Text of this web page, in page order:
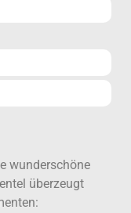
wunderschöne
überzeugt